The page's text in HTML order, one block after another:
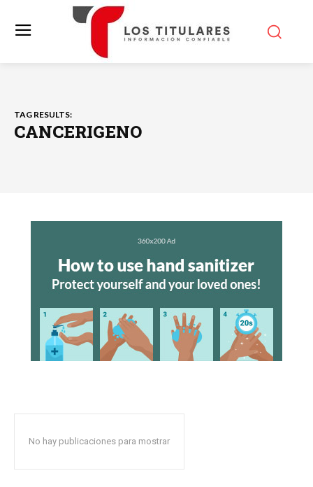
TAG RESULTS:
CANCERIGENO
No hay publicaciones para mostrar